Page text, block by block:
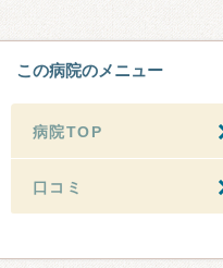
この病院のメニュー
病院TOP
口コミ